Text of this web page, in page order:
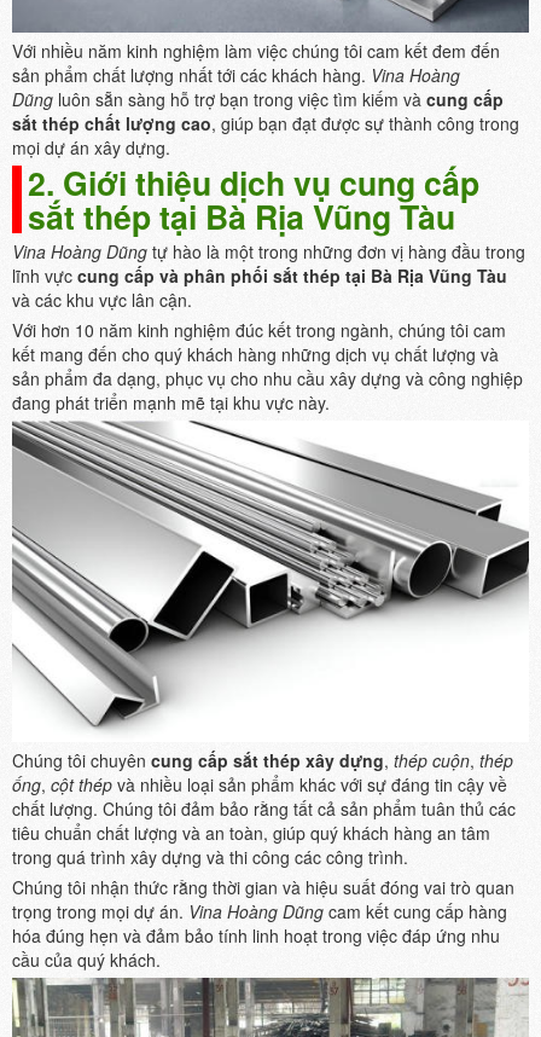
Với nhiều năm kinh nghiệm làm việc chúng tôi cam kết đem đến
sản phẩm chất lượng nhất tới các khách hàng. Vina Hoàng
Dũng luôn sẵn sàng hỗ trợ bạn trong việc tìm kiếm và cung cấp
sắt thép chất lượng cao, giúp bạn đạt được sự thành công trong
mọi dự án xây dựng.
2. Giới thiệu dịch vụ cung cấp
sắt thép tại Bà Rịa Vũng Tàu
Vina Hoàng Dũng tự hào là một trong những đơn vị hàng đầu trong
lĩnh vực cung cấp và phân phối sắt thép tại Bà Rịa Vũng Tàu
và các khu vực lân cận.
Với hơn 10 năm kinh nghiệm đúc kết trong ngành, chúng tôi cam
kết mang đến cho quý khách hàng những dịch vụ chất lượng và
sản phẩm đa dạng, phục vụ cho nhu cầu xây dựng và công nghiệp
đang phát triển mạnh mẽ tại khu vực này.
Chúng tôi chuyên cung cấp sắt thép xây dựng, thép cuộn, thép
ống, cột thép và nhiều loại sản phẩm khác với sự đáng tin cậy về
chất lượng. Chúng tôi đảm bảo rằng tất cả sản phẩm tuân thủ các
tiêu chuẩn chất lượng và an toàn, giúp quý khách hàng an tâm
trong quá trình xây dựng và thi công các công trình.
Chúng tôi nhận thức rằng thời gian và hiệu suất đóng vai trò quan
trọng trong mọi dự án. Vina Hoàng Dũng cam kết cung cấp hàng
hóa đúng hẹn và đảm bảo tính linh hoạt trong việc đáp ứng nhu
cầu của quý khách.